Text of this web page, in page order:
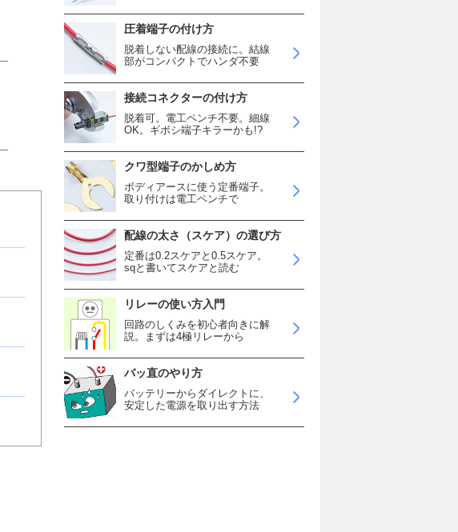
圧着端子の付け方
脱着しない配線の接続に。結線
部がコンパクトでハンダ不要
接続コネクターの付け方
脱着可。電工ペンチ不要。細線
OK。ギボシ端子キラーかも!?
クワ型端子のかしめ方
ボディアースに使う定番端子。
取り付けは電工ペンチで
配線の太さ（スケア）の選び方
定番は0.2スケアと0.5スケア。
sqと書いてスケアと読む
リレーの使い方入門
回路のしくみを初心者向きに解
説。まずは4極リレーから
バッ直のやり方
バッテリーからダイレクトに、
安定した電源を取り出す方法